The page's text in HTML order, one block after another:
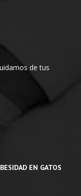
de tus
EN GATOS